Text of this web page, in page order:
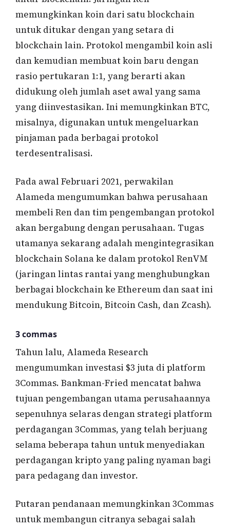
memungkinkan koin dari satu blockchain
untuk ditukar dengan yang setara di
blockchain lain. Protokol mengambil koin asli
dan kemudian membuat koin baru dengan
rasio pertukaran 1:1, yang berarti akan
didukung oleh jumlah aset awal yang sama
yang diinvestasikan. Ini memungkinkan BTC,
misalnya, digunakan untuk mengeluarkan
pinjaman pada berbagai protokol
terdesentralisasi.
Pada awal Februari 2021, perwakilan
Alameda mengumumkan bahwa perusahaan
membeli Ren dan tim pengembangan protokol
akan bergabung dengan perusahaan. Tugas
utamanya sekarang adalah mengintegrasikan
blockchain Solana ke dalam protokol RenVM
(jaringan lintas rantai yang menghubungkan
berbagai blockchain ke Ethereum dan saat ini
mendukung Bitcoin, Bitcoin Cash, dan Zcash).
3 commas
Tahun lalu, Alameda Research
mengumumkan investasi $3 juta di platform
3Commas. Bankman-Fried mencatat bahwa
tujuan pengembangan utama perusahaannya
sepenuhnya selaras dengan strategi platform
perdagangan 3Commas, yang telah berjuang
selama beberapa tahun untuk menyediakan
perdagangan kripto yang paling nyaman bagi
para pedagang dan investor.
Putaran pendanaan memungkinkan 3Commas
untuk membangun citranya sebagai salah